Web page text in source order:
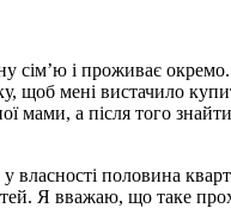
сім’ю і проживає
щоб мені вистачило
мами, а після того
власності половина
Я вважаю, що таке